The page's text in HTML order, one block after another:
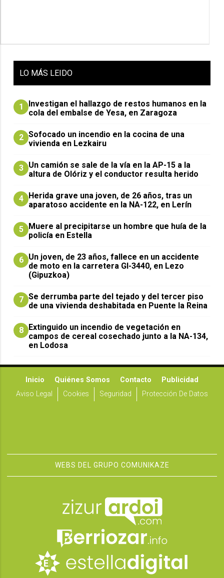
LO MÁS LEIDO
1
Investigan el hallazgo de restos humanos en la
cola del embalse de Yesa, en Zaragoza
2 Sofocado un incendio en la cocina de una
vivienda en Lezkairu
3 Un camión se sale de la vía en la AP-15 a la
altura de Olóriz y el conductor resulta herido
4 Herida grave una joven, de 26 años, tras un
aparatoso accidente en la NA-122, en Lerín
5 Muere al precipitarse un hombre que huía de la
policía en Estella
6 Un joven, de 23 años, fallece en un accidente
de moto en la carretera GI-3440, en Lezo
(Gipuzkoa)
7 Se derrumba parte del tejado y del tercer piso
de una vivienda deshabitada en Puente la Reina
8 Extinguido un incendio de vegetación en
campos de cereal cosechado junto a la NA-134,
en Lodosa
Inicio Quiénes Somos Contacto
Publicidad
Aviso Legal
Cookies Seguridad Protección De Datos
WEBS DEL GRUPO COMUNIKAZE